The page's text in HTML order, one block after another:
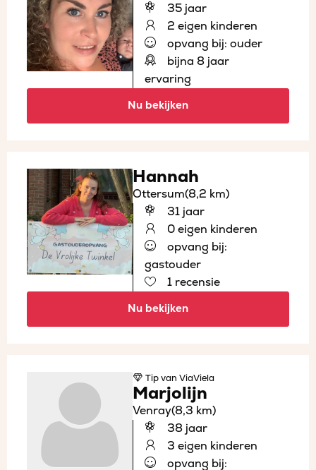
35 jaar
2 eigen kinderen
opvang bij: ouder
bijna 8 jaar
ervaring
Nu bekijken
Hannah
Ottersum(8,2 km)
31 jaar
0 eigen kinderen
opvang bij:
gastouder
1 recensie
Nu bekijken
Tipvan ViaViela
Marjolijn
Venray(8,3 km)
38 jaar
3 eigen kinderen
opvang bij: